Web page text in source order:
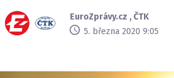
EuroZprávy.cz ,ČTK
5. března 2020 9:05